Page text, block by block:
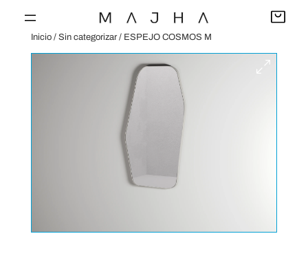
Saltar
contenido
Inicio /Sin categorizar/ ESPEJO COSMOS M